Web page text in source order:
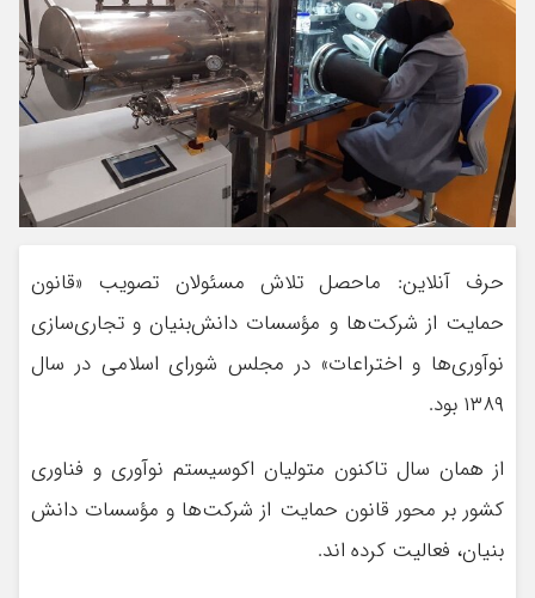
حرف آنلاین: ماحصل تلاش مسئولان تصویب «قانون
حمایت از شرکت‌ها و مؤسسات دانش‌بنیان و تجاری‌سازی
نوآوری‌ها و اختراعات» در مجلس شورای اسلامی در سال
۱۳۸۹ بود.
از همان سال تاکنون متولیان اکوسیستم نوآوری و فناوری
کشور بر محور قانون حمایت از شرکت‌ها و مؤسسات دانش
بنیان، فعالیت کرده اند.